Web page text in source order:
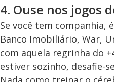
4. Ouse nos jogos
Se você tem companhia,
Banco Imobiliário, War,
com aquela regrinha do
estiver sozinho, desafie-